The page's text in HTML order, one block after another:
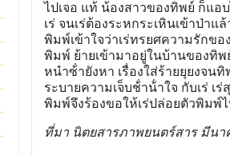
ไปเจอ แท้ น้องสาวของทิพย์ ก็แ
เร่ จนเร่ต้องระหกระเหินเข้าป่า
พิมพ์เข้าใจว่าเร่ทรยศความรักข
พิมพ์ ย้ายเข้ามาอยู่ในบ้านของทิพ
หนําซ้ํายังหา เรื่องใส่ร้ายยุยงจน
ระบายความเจ็บช้ําน้ําใจ กับเร่
พิมพ์จึงร้องขอให้เร่ปล่อยตัวพิม
ที่มา นิตยสารภาพยนตร์สาร มีนา